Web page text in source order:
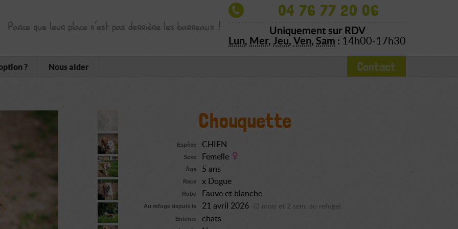
Parce que leur place n’est pas derrière les barreaux !
04 76 77 20 06
Uniquement sur RDV
Lun, Mer, Jeu, Ven, Sam : 14h00-17h30
? Nous aider Contact
Chouquette
Espèce CHIEN
Sexe Femelle
Âge 5 ans
Race x Dogue
Robe Fauve et blanche
Au refuge depuis le 21 avril 2026 (3 mois et 2 sem. au refuge)
Entente chats